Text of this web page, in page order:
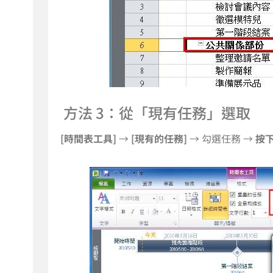
方法 3：從「現有任務」選取
[時間表工具] → [現有的任務] → 勾選任務 → 按